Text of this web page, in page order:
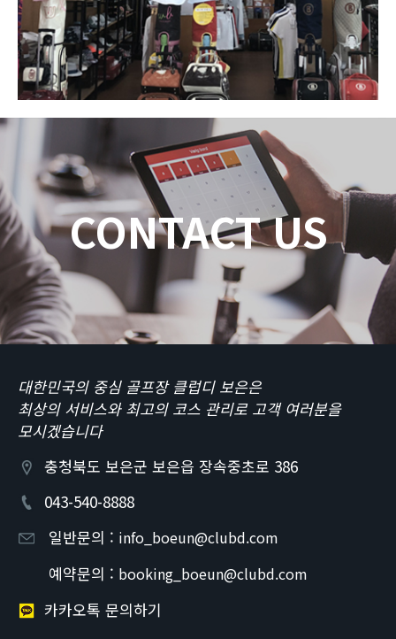
CONTACT US
대한민국의 중심 골프장 클럽디 보은은
최상의 서비스와 최고의 코스 관리로 고객 여러분을
모시겠습니다
충청북도 보은군 보은읍 장속중초로 386
043-540-8888
일반문의 : info_boeun@clubd.com
예약문의 : booking_boeun@clubd.com
카카오톡 문의하기